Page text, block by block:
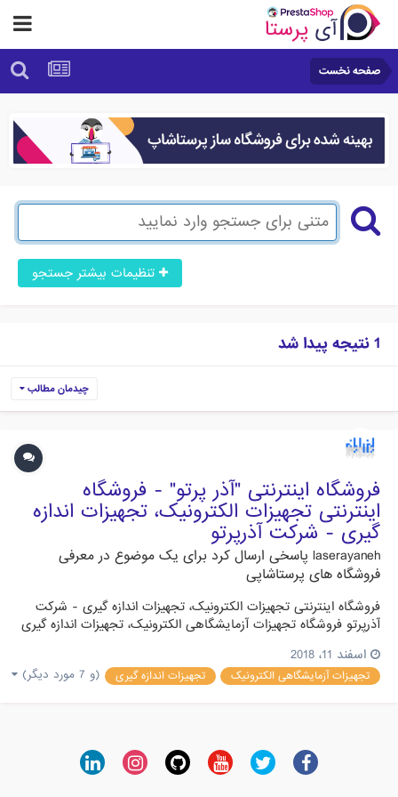
صفحه نخست
تنظیمات بیشتر جستجو
1 نتیجه پیدا شد
چیدمان مطالب
فروشگاه اینترنتی "آذر پرتو" - فروشگاه
اینترنتی تجهیزات الکترونیک، تجهیزات اندازه
گیری - شرکت آذرپرتو
laserayaneh پاسخی ارسال کرد برای یک موضوع در معرفی
فروشگاه های پرستاشاپی
فروشگاه اینترنتی تجهیزات الکترونیک، تجهیزات اندازه گیری - شرکت
آذرپرتو فروشگاه تجهیزات آزمایشگاهی الکترونیک، تجهیزات اندازه گیری
آموزشی http://www.azarparto.com
اسفند 11، 2018
تجهیزات آزمایشگاهی الکترونیک تجهیزات اندازه گیری (و 7 مورد دیگر)